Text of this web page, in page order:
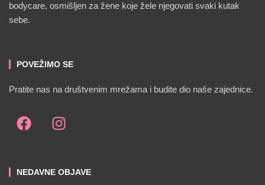
bodycare, osmišljen za žene koje žele njegovati svaki kutak
sebe.
POVEŽIMO SE
Pratite nas na društvenim mrežama i budite dio naše zajednice.
NEDAVNE OBJAVE